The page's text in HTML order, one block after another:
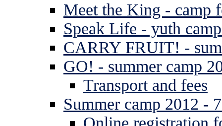
Meet the King - camp
Speak Life - yuth
CARRY FRUIT! -
GO! - summer camp
Transport and fees
Summer camp 2012 -